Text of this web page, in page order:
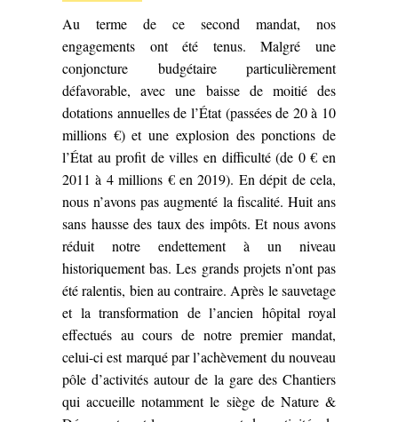
Au terme de ce second mandat, nos
engagements ont été tenus. Malgré une
conjoncture budgétaire particulièrement
défavorable, avec une baisse de moitié des
dotations annuelles de l’État (passées de 20 à 10
millions €) et une explosion des ponctions de
l’État au profit de villes en difficulté (de 0 € en
2011 à 4 millions € en 2019). En dépit de cela,
nous n’avons pas augmenté la fiscalité. Huit ans
sans hausse des taux des impôts. Et nous avons
réduit notre endettement à un niveau
historiquement bas.Les grands projets n’ont pas
été ralentis, bien au contraire. Après le sauvetage
et la transformation de l’ancien hôpital royal
effectués au cours de notre premier mandat,
celui-ci est marqué par l’achèvement du nouveau
pôle d’activités autour de la gare des Chantiers
qui accueille notamment le siège de Nature &